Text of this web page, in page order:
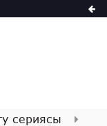
сериясы